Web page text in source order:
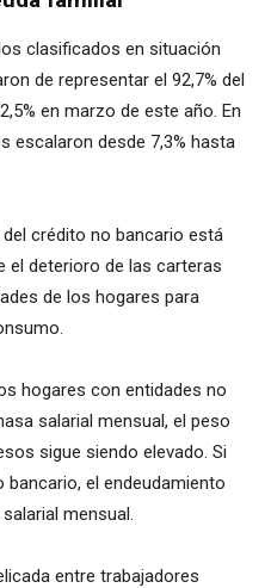
clasificados en situación
de representar el 92,7% del
en marzo de este año. En
escalaron desde 7,3% hasta
crédito no bancario está
el deterioro de las carteras
de los hogares para
hogares con entidades no
salarial mensual, el peso
sigue siendo elevado. Si
el endeudamiento
mensual.
entre trabajadores